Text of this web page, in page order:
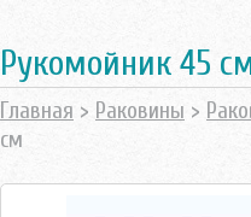
Рукомойник 45
Главная > Раковины >
см